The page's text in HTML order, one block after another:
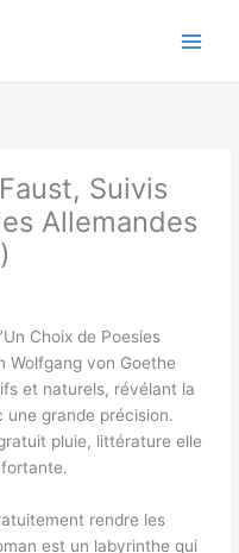
Suivis
Allemandes
Choix de Poesies
Wolfgang von Goethe
et naturels, révélant la
une grande précision.
pluie, littérature elle
rendre les
est un labyrinthe qui